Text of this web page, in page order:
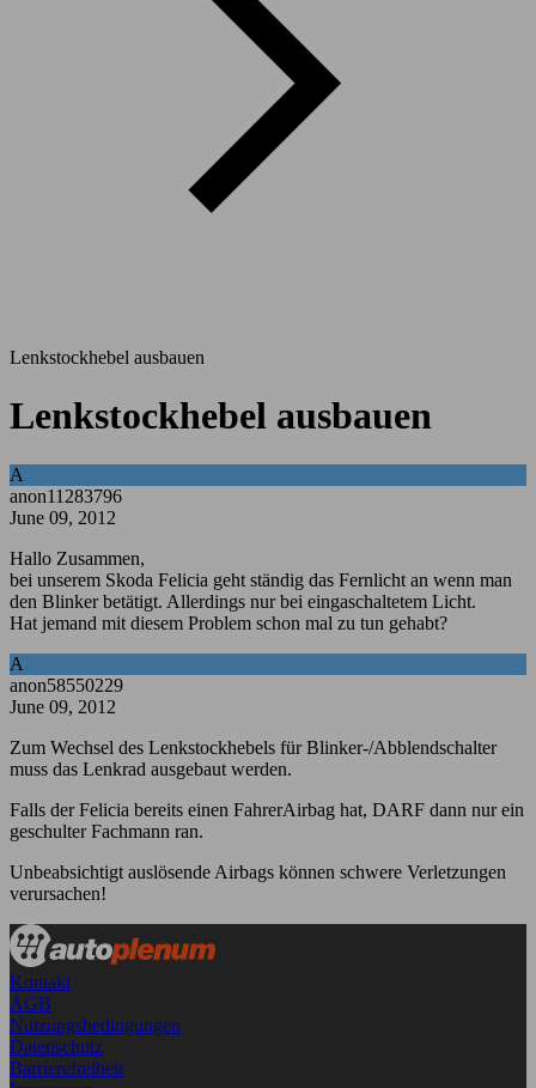
Lenkstockhebel ausbauen
Lenkstockhebel ausbauen
A
anon11283796
June 09, 2012
Hallo Zusammen,
bei unserem Skoda Felicia geht ständig das Fernlicht an wenn man
den Blinker betätigt. Allerdings nur bei eingaschaltetem Licht.
Hat jemand mit diesem Problem schon mal zu tun gehabt?
A
anon58550229
June 09, 2012
Zum Wechsel des Lenkstockhebels für Blinker-/Abblendschalter
muss das Lenkrad ausgebaut werden.
Falls der Felicia bereits einen FahrerAirbag hat, DARF dann nur ein
geschulter Fachmann ran.
Unbeabsichtigt auslösende Airbags können schwere Verletzungen
verursachen!
Kontakt
AGB
Nutzungsbedingungen
Datenschutz
Barrierefreiheit